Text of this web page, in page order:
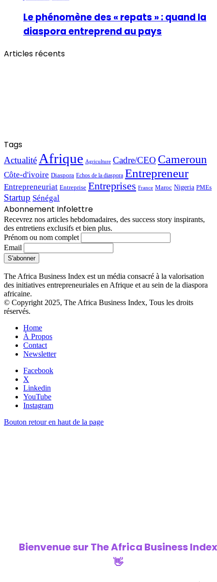
Le phénomène des « repats » : quand la
diaspora entreprend au pays
Articles récents
Tags
Actualité Afrique Agriculture Cadre/CEO Cameroun
Côte-d'ivoire Diaspora Echos de la diaspora Entrepreneur
Entrepreneuriat Entreprise Entreprises France Maroc Nigeria PMEs
Startup Sénégal
Abonnement Infolettre
Recevrez nos articles hebdomadaires, des success story inspirants,
des entretiens exclusifs et bien plus.
Prénom ou nom complet
Email
The Africa Business Index est un média consacré à la valorisation
des initiatives entrepreneuriales en Afrique et au sein de la diaspora
africaine.
© Copyright 2025, The Africa Business Index, Tous les droits
réservés.
Home
À Propos
Contact
Newsletter
Facebook
X
Linkedin
YouTube
Instagram
Bouton retour en haut de la page
Bienvenue sur The Africa Business Index
👋